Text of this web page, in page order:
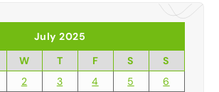
July 2025
W T F S
S
2 3 4 5
6